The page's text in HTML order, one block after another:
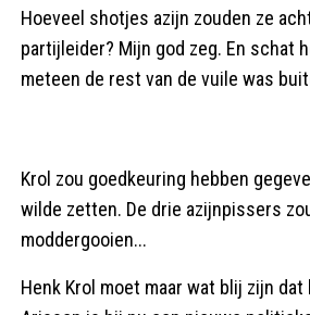
Hoeveel shotjes azijn zouden ze
partijleider? Mijn god zeg. En schat
meteen de rest van de vuile was
Krol zou goedkeuring hebben
wilde zetten. De drie azijnpissers
moddergooien...
Henk Krol moet maar wat blij zijn